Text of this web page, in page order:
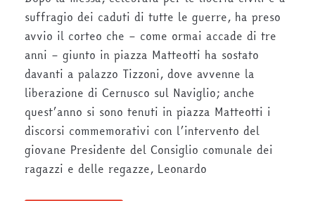
suffragio dei caduti di tutte le guerre, ha preso
avvio il corteo che – come ormai accade di tre
anni – giunto in piazza Matteotti ha sostato
davanti a palazzo Tizzoni, dove avvenne la
liberazione di Cernusco sul Naviglio; anche
quest’anno si sono tenuti in piazza Matteotti i
discorsi commemorativi con l’intervento del
giovane Presidente del Consiglio comunale dei
ragazzi e delle regazze, Leonardo